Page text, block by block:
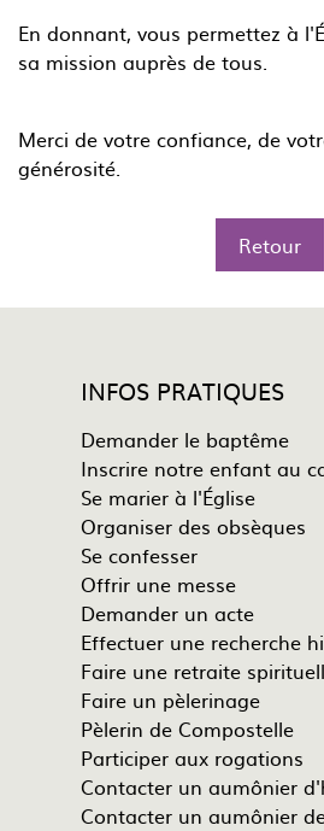
En donnant, vous permettez à
sa mission auprès de tous.
Merci de votre confiance, de
générosité.
Retour
INFOS PRATIQUES
Demander le baptême
Inscrire notre enfant au
Se marier à l'Église
Organiser des obsèques
Se confesser
Offrir une messe
Demander un acte
Effectuer une recherche
Faire une retraite
Faire un pèlerinage
Pèlerin de Compostelle
Participer aux rogations
Contacter un aumônier
Contacter un aumônier